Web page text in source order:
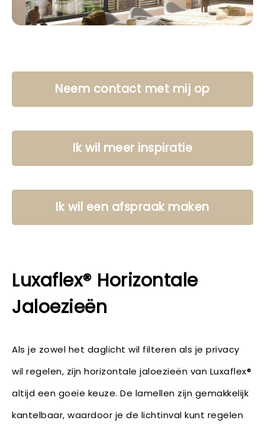
Neem contact met mij op
Ik wil meer inspiratie
Ik wil een afspraak maken
Luxaflex® Horizontale
Jaloezieën
Als je zowel het daglicht wil filteren als je privacy
wil regelen, zijn horizontale jaloezieën van Luxaflex®
altijd een goeie keuze. De lamellen zijn gemakkelijk
kantelbaar, waardoor je de lichtinval kunt regelen